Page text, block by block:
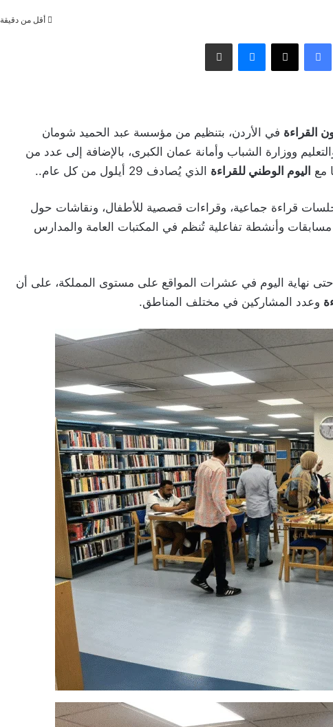
أقل من دقيقة
فيسبوك ‫X ماسنجر مشاركة عبر البريد
القراءة في الأردن، بتنظيم من مؤسسة عبد الحميد شومان
ووزارة الشباب وأمانة عمان الكبرى، بالإضافة إلى عدد من
مع اليوم الوطني للقراءة الذي يُصادف 29 أيلول من كل عام..
قراءة جماعية، وقراءات قصصية للأطفال، ونقاشات حول
مسابقات وأنشطة تفاعلية تُنظم في المكتبات العامة والمدارس
حتى نهاية اليوم في عشرات المواقع على مستوى المملكة، على أن
وعدد المشاركين في مختلف المناطق.